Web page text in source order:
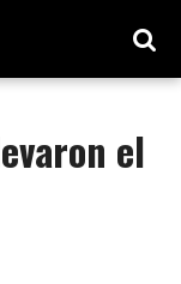
el